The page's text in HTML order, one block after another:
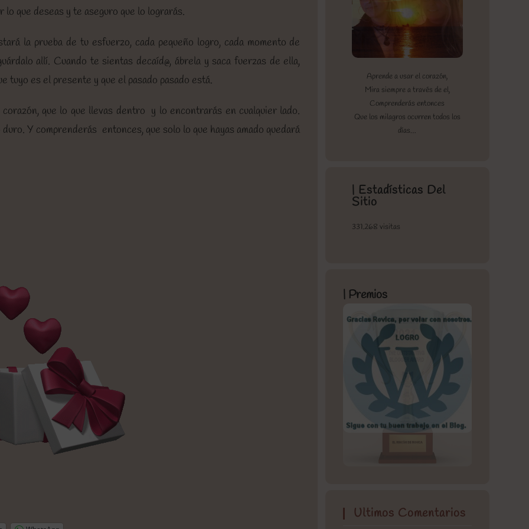
lo que deseas y te aseguro que lo lograrás.
la prueba de tu esfuerzo, cada pequeño logro, cada momento de
allí. Cuando te sientas decaíd@, ábrela y saca fuerzas de ella,
tuyo es el presente y que el pasado pasado está.
que lo que llevas dentro y lo encontrarás en cualquier lado.
Y comprenderás entonces, que solo lo que hayas amado quedará
Aprende a usar el corazón,
Mira siempre a través de el,
Comprenderás entonces
Que los milagros ocurren todos los
días…
| Estadísticas Del
Sitio
331.268 visitas
| Premios
Ultimos Comentarios